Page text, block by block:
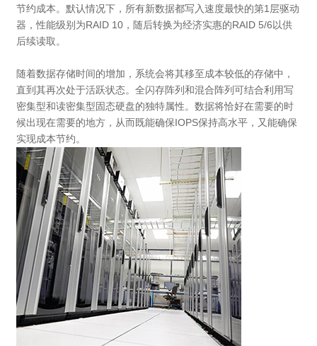
节约成本。默认情况下，所有新数据都写入速度最快的第1层驱动
器，性能级别为RAID 10，随后转换为经济实惠的RAID 5/6以供
后续读取。
随着数据存储时间的增加，系统会将其移至成本较低的存储中，
直到其再次处于活跃状态。全闪存阵列和混合阵列可结合利用写
密集型和读密集型固态硬盘的独特属性。数据将恰好在需要的时
候出现在需要的地方，从而既能确保IOPS保持高水平，又能确保
实现成本节约。